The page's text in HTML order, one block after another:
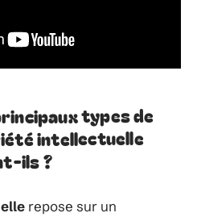
types de
intellectuelle
ils ?
repose sur un